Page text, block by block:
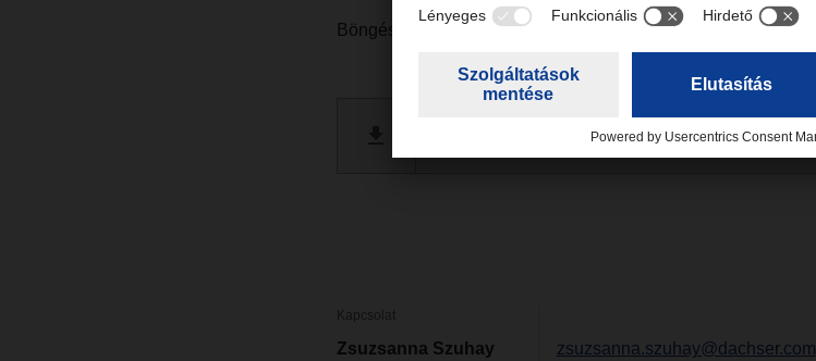
Böngésszen kedvérekorábbi lapszámaink közül
Kapcsolat
Zsuzsanna Szuhay zsuzsanna.szuhay@dachser.com